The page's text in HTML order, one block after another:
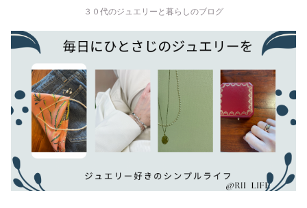
３０代のジュエリーと暮らしのブログ